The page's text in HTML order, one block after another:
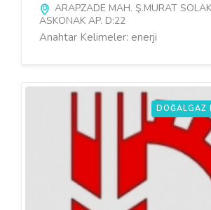
ARAPZADE MAH. Ş.MURAT
ASKONAK AP. D:22
Anahtar Kelimeler: enerji
DOĞALGAZ